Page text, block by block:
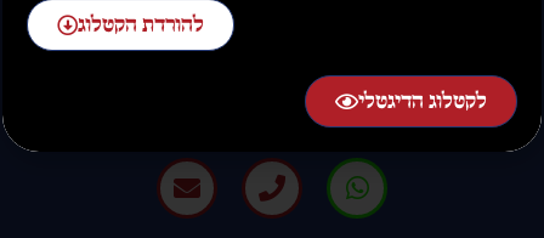
להזמנות חייגו:
02-58-58-58-1 שלוחה 2
להורדת הקטלוג
לקטלוג הדיגטלי